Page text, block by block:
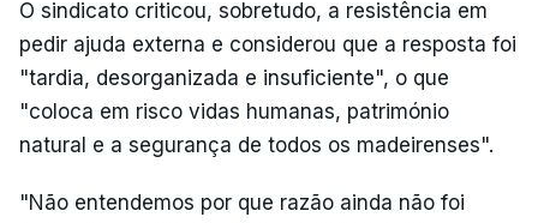
O sindicato criticou, sobretudo, a resistência em
pedir ajuda externa e considerou que a resposta foi
"tardia, desorganizada e insuficiente", o que
"coloca em risco vidas humanas, património
natural e a segurança de todos os madeirenses".
"Não entendemos por que razão ainda não foi